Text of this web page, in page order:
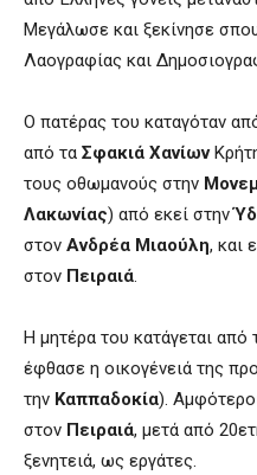
Μεγάλωσε και ξεκίνησε
Λαογραφίας και
Ο πατέρας του καταγόταν
από τα Σφακιά Χανίων
τους οθωμανούς στην
Λακωνίας) από εκεί στην
στον Ανδρέα Μιαούλη, και
στον Πειραιά.
Η μητέρα του κατάγεται από
έφθασε η οικογένειά της
την Καππαδοκία).
στον Πειραιά, μετά από
ξενητειά, ως εργάτες.